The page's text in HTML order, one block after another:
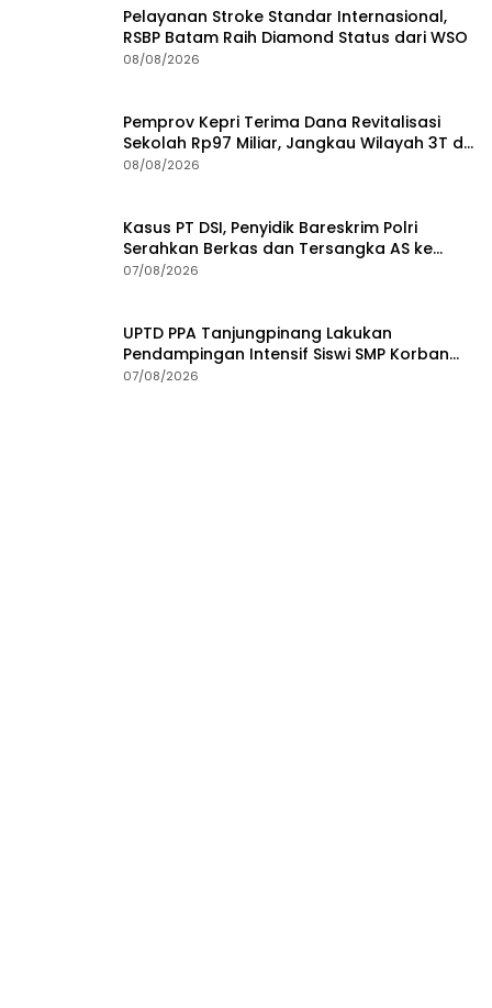
Pelayanan Stroke Standar Internasional,
RSBP Batam Raih Diamond Status dari WSO
08/08/2026
Pemprov Kepri Terima Dana Revitalisasi
Sekolah Rp97 Miliar, Jangkau Wilayah 3T di
Kepri
08/08/2026
Kasus PT DSI, Penyidik Bareskrim Polri
Serahkan Berkas dan Tersangka AS ke
Kejari Depok
07/08/2026
UPTD PPA Tanjungpinang Lakukan
Pendampingan Intensif Siswi SMP Korban
Asusila
07/08/2026